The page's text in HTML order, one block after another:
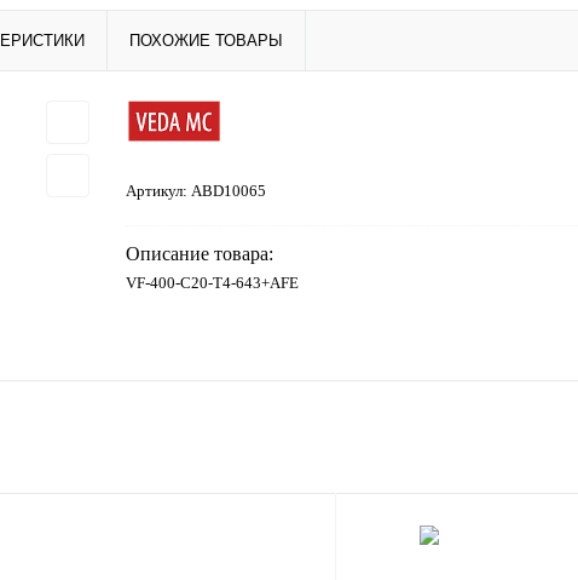
ПОХОЖИЕ ТОВАРЫ
Артикул: ABD10065
Описание товара:
VF-400-C20-T4-643+AFE